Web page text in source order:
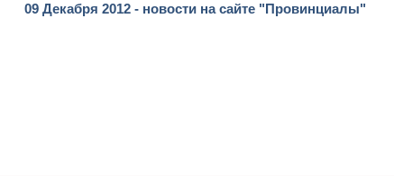
09 Декабря 2012 - новости на сайте "Провинциалы"